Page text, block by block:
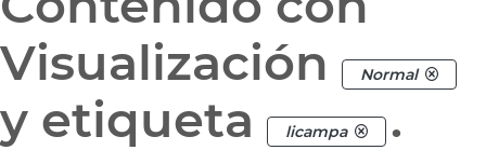
Visualización
Normal
y etiqueta licampa .